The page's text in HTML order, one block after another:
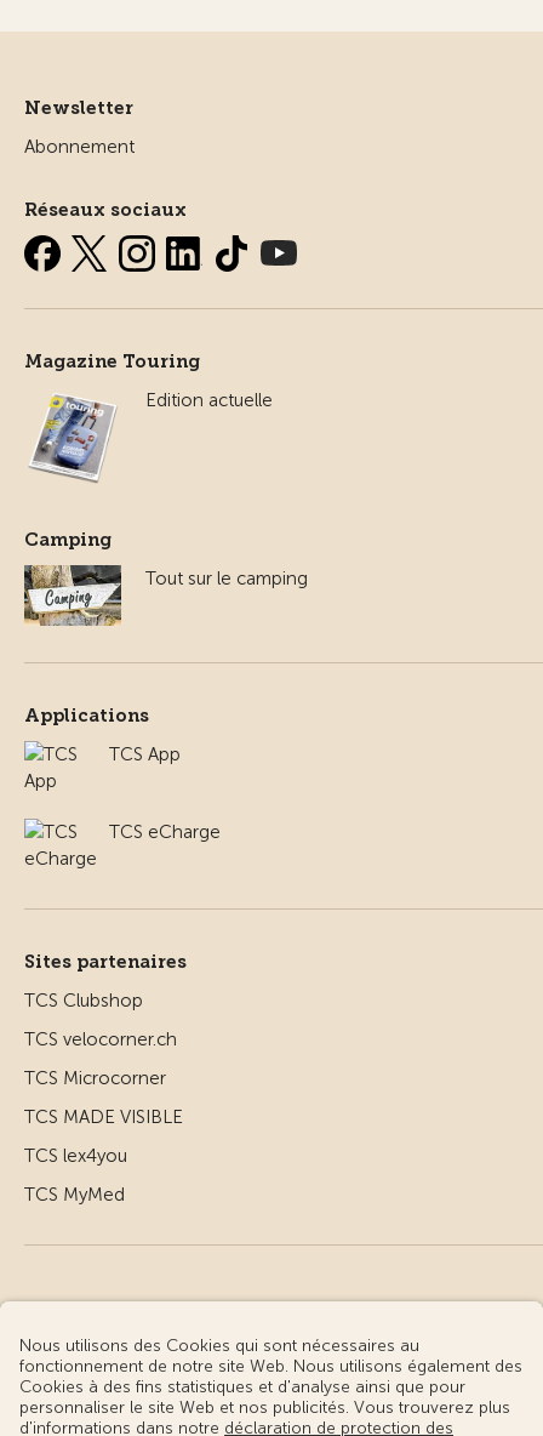
Newsletter
Abonnement
Réseaux sociaux
Magazine Touring
Edition actuelle
Camping
Tout sur le camping
Applications
TCS App
TCS eCharge
Sites partenaires
TCS Clubshop
TCS velocorner.ch
TCS Microcorner
TCS MADE VISIBLE
TCS lex4you
TCS MyMed